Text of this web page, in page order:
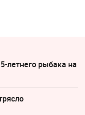
летнего рыбака на